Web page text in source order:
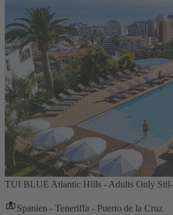
TUI BLUE Atlantic Hills - Adults Only
Spanien - Teneriffa - Puerto de la Cruz